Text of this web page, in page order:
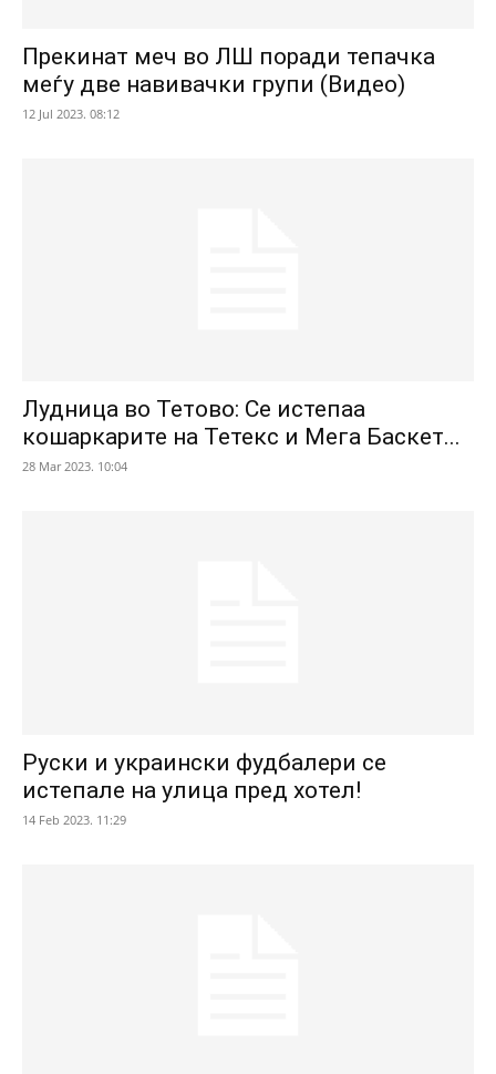
Прекинат меч во ЛШ поради тепачка
меѓу две навивачки групи (Видео)
12 Jul 2023. 08:12
Лудница во Тетово: Се истепаа
кошаркарите на Тетекс и Мега Баскет...
28 Mar 2023. 10:04
Руски и украински фудбалери се
истепале на улица пред хотел!
14 Feb 2023. 11:29